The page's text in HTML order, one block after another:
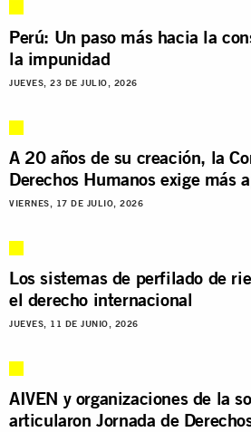
Perú: Un paso más hacia la
la impunidad
JUEVES, 23 DE JULIO, 2026
A 20 años de su creación, la
Derechos Humanos exige más
VIERNES, 17 DE JULIO, 2026
Los sistemas de perfilado de
el derecho internacional
JUEVES, 11 DE JUNIO, 2026
AIVEN y organizaciones de la
articularon Jornada de